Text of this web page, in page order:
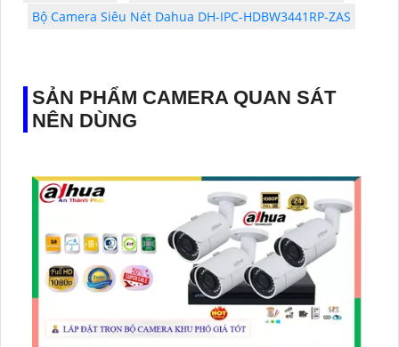
Bộ Camera Siêu Nét Dahua DH-IPC-HDBW3441RP-ZAS
SẢN PHẨM CAMERA QUAN SÁT
NÊN DÙNG